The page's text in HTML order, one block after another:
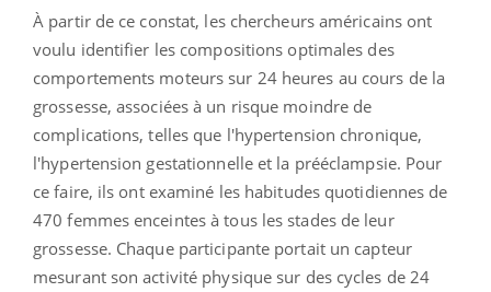
À partir de ce constat, les chercheurs américains ont
voulu identifier les compositions optimales des
comportements moteurs sur 24 heures au cours de la
grossesse, associées à un risque moindre de
complications, telles que l'hypertension chronique,
l'hypertension gestationnelle et la prééclampsie. Pour
ce faire, ils ont examiné les habitudes quotidiennes de
470 femmes enceintes à tous les stades de leur
grossesse. Chaque participante portait un capteur
mesurant son activité physique sur des cycles de 24